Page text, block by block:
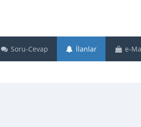
Soru-Cevap İlanlar e-